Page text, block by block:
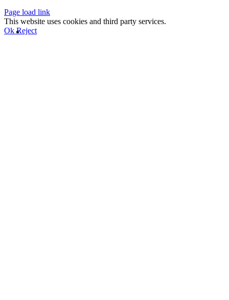
Page load link
This website uses cookies and third party services.
Ok Reject